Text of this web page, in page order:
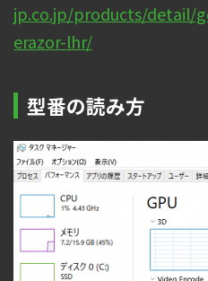
jp.co.jp/products/detail/
erazor-lhr/
型番の読み方